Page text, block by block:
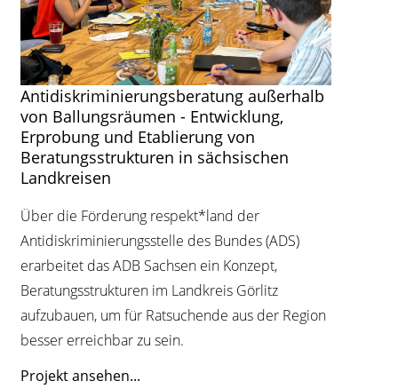
Antidiskriminierungsberatung außerhalb
von Ballungsräumen - Entwicklung,
Erprobung und Etablierung von
Beratungsstrukturen in sächsischen
Landkreisen
Über die Förderung respekt*land der
Antidiskriminierungsstelle des Bundes (ADS)
erarbeitet das ADB Sachsen ein Konzept,
Beratungsstrukturen im Landkreis Görlitz
aufzubauen, um für Ratsuchende aus der Region
besser erreichbar zu sein.
Projekt ansehen...